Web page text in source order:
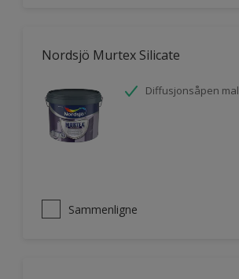
Nordsjö Murtex Silicate
Diffusjonsåpen
Sammenligne